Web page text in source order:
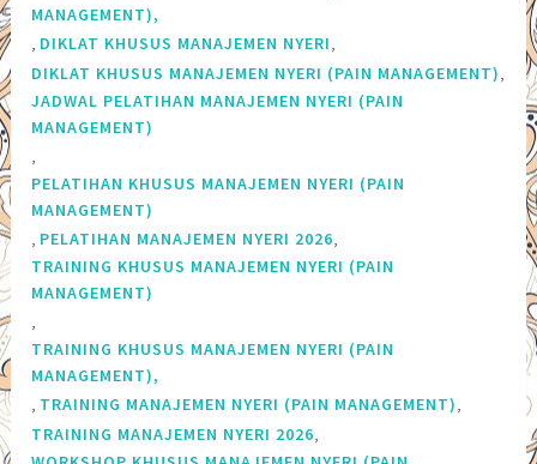
MANAGEMENT),
DIKLAT KHUSUS MANAJEMEN NYERI
DIKLAT KHUSUS MANAJEMEN NYERI (PAIN MANAGEMENT)
JADWAL PELATIHAN MANAJEMEN NYERI (PAIN
MANAGEMENT)
PELATIHAN KHUSUS MANAJEMEN NYERI (PAIN
MANAGEMENT)
PELATIHAN MANAJEMEN NYERI 2026
TRAINING KHUSUS MANAJEMEN NYERI (PAIN
MANAGEMENT)
TRAINING KHUSUS MANAJEMEN NYERI (PAIN
MANAGEMENT),
TRAINING MANAJEMEN NYERI (PAIN MANAGEMENT)
TRAINING MANAJEMEN NYERI 2026